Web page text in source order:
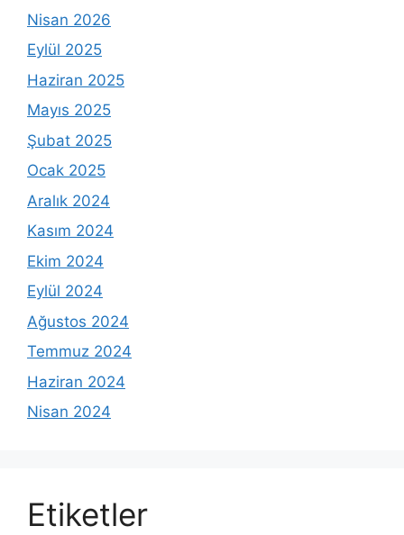
Nisan 2026
Eylül 2025
Haziran 2025
Mayıs 2025
Şubat 2025
Ocak 2025
Aralık 2024
Kasım 2024
Ekim 2024
Eylül 2024
Ağustos 2024
Temmuz 2024
Haziran 2024
Nisan 2024
Etiketler